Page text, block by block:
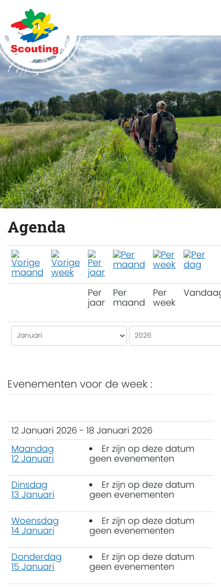
Agenda
Per
jaar
Per
maand
Per
week
Evenementen voor de week :
12 Januari 2026 - 18 Januari 2026
Maandag
12 Januari
Er zijn op deze datum
geen evenementen
Dinsdag
13 Januari
Er zijn op deze datum
geen evenementen
Woensdag
14 Januari
Er zijn op deze datum
geen evenementen
Donderdag
15 Januari
Er zijn op deze datum
geen evenementen